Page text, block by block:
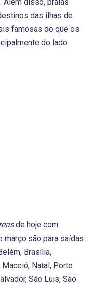
das ilhas de
famosas do que os
do lado
de hoje com
março são para saídas
Brasília,
Natal, Porto
São Luis, São